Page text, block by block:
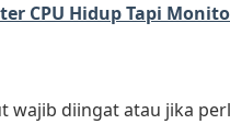
CPU Hidup Tapi
wajib diingat atau jika